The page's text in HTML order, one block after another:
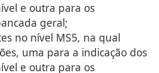
e outra para os
geral;
no nível MS5, na qual
uma para a indicação dos
e outra para os